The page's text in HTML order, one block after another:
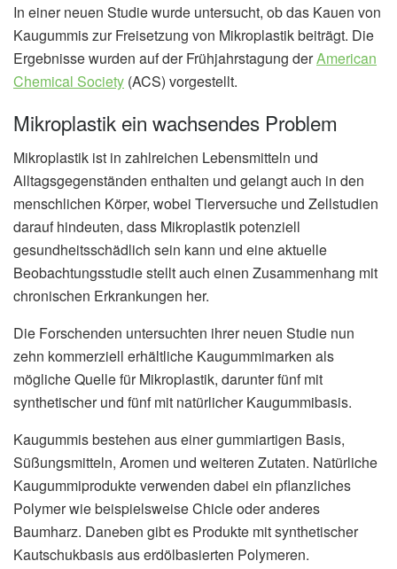
In einer neuen Studie wurde untersucht, ob das Kauen von
Kaugummis zur Freisetzung von Mikroplastik beiträgt. Die
Ergebnisse wurden auf der Frühjahrstagung derAmerican
Chemical Society (ACS) vorgestellt.
Mikroplastik ein wachsendes Problem
Mikroplastik ist in zahlreichen Lebensmitteln und
Alltagsgegenständen enthalten und gelangt auch in den
menschlichen Körper, wobei Tierversuche und Zellstudien
darauf hindeuten, dass Mikroplastik potenziell
gesundheitsschädlich sein kann und eine aktuelle
Beobachtungsstudie stellt auch einen Zusammenhang mit
chronischen Erkrankungen her.
Die Forschenden untersuchten ihrer neuen Studie nun
zehn kommerziell erhältliche Kaugummimarken als
mögliche Quelle für Mikroplastik, darunter fünf mit
synthetischer und fünf mit natürlicher Kaugummibasis.
Kaugummis bestehen aus einer gummiartigen Basis,
Süßungsmitteln, Aromen und weiteren Zutaten. Natürliche
Kaugummiprodukte verwenden dabei ein pflanzliches
Polymer wie beispielsweise Chicle oder anderes
Baumharz. Daneben gibt es Produkte mit synthetischer
Kautschukbasis aus erdölbasierten Polymeren.